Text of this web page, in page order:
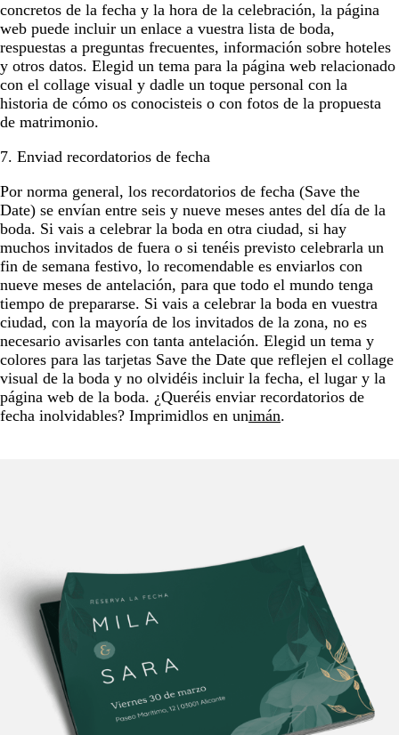
concretos de la fecha y la hora de la celebración, la página
web puede incluir un enlace a vuestra lista de boda,
respuestas a preguntas frecuentes, información sobre hoteles
y otros datos. Elegid un tema para la página web relacionado
con el collage visual y dadle un toque personal con la
historia de cómo os conocisteis o con fotos de la propuesta
de matrimonio.
7. Enviad recordatorios de fecha
Por norma general, los recordatorios de fecha (Save the
Date) se envían entre seis y nueve meses antes del día de la
boda. Si vais a celebrar la boda en otra ciudad, si hay
muchos invitados de fuera o si tenéis previsto celebrarla un
fin de semana festivo, lo recomendable es enviarlos con
nueve meses de antelación, para que todo el mundo tenga
tiempo de prepararse. Si vais a celebrar la boda en vuestra
ciudad, con la mayoría de los invitados de la zona, no es
necesario avisarles con tanta antelación. Elegid un tema y
colores para las tarjetas Save the Date que reflejen el collage
visual de la boda y no olvidéis incluir la fecha, el lugar y la
página web de la boda. ¿Queréis enviar recordatorios de
fecha inolvidables? Imprimidlos en unimán.